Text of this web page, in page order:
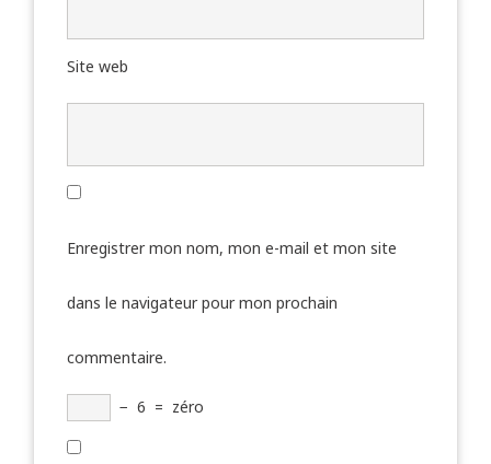
Site web
Enregistrer mon nom, mon e-mail et mon site
dans le navigateur pour mon prochain
commentaire.
− 6 = zéro